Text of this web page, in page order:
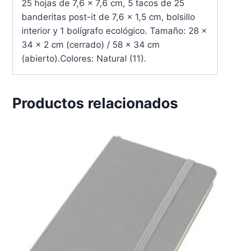
25 hojas de 7,6 x 7,6 cm, 5 tacos de 25
banderitas post-it de 7,6 x 1,5 cm, bolsillo
interior y 1 bolígrafo ecológico. Tamaño: 28 x
34 x 2 cm (cerrado) / 58 x 34 cm
(abierto).Colores: Natural (11).
Productos relacionados